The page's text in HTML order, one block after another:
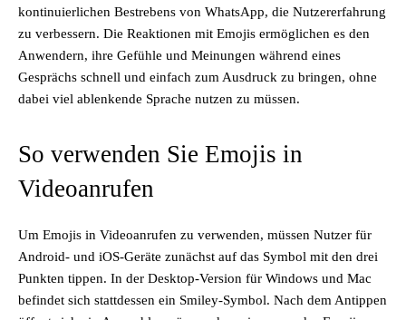
kontinuierlichen Bestrebens von WhatsApp, die Nutzererfahrung
zu verbessern. Die Reaktionen mit Emojis ermöglichen es den
Anwendern, ihre Gefühle und Meinungen während eines
Gesprächs schnell und einfach zum Ausdruck zu bringen, ohne
dabei viel ablenkende Sprache nutzen zu müssen.
So verwenden Sie Emojis in
Videoanrufen
Um Emojis in Videoanrufen zu verwenden, müssen Nutzer für
Android- und iOS-Geräte zunächst auf das Symbol mit den drei
Punkten tippen. In der Desktop-Version für Windows und Mac
befindet sich stattdessen ein Smiley-Symbol. Nach dem Antippen